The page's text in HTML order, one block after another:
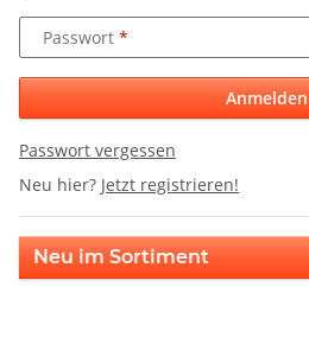
Passwort
Anmelden
Passwort vergessen
Neu hier? Jetzt registrieren!
Neu im Sortiment